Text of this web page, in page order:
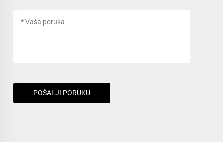
POŠALJI PORUKU